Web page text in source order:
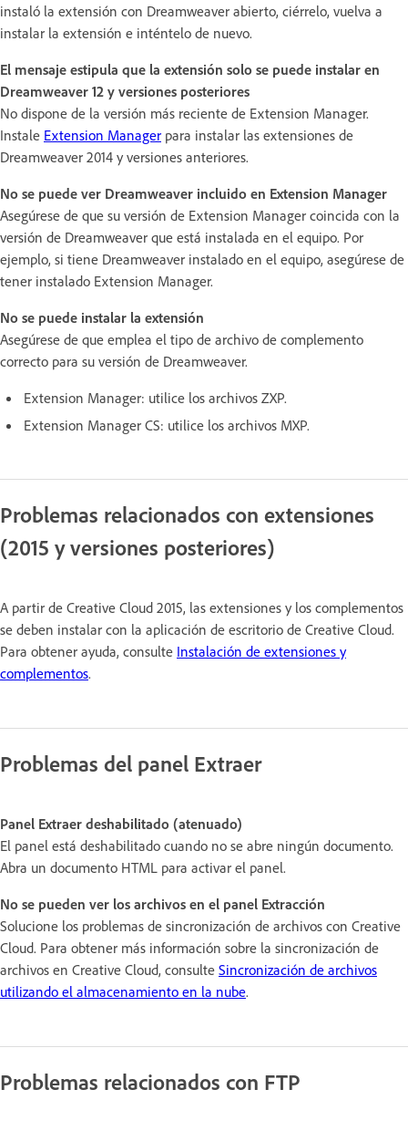
instaló la extensión con Dreamweaver abierto, ciérrelo, vuelva a
instalar la extensión e inténtelo de nuevo.
El mensaje estipula que la extensión solo se puede instalar en
Dreamweaver 12 y versiones posteriores
No dispone de la versión más reciente de Extension Manager.
Instale Extension Manager para instalar las extensiones de
Dreamweaver 2014 y versiones anteriores.
No se puede ver Dreamweaver incluido en Extension Manager
Asegúrese de que su versión de Extension Manager coincida con la
versión de Dreamweaver que está instalada en el equipo. Por
ejemplo, si tiene Dreamweaver instalado en el equipo, asegúrese de
tener instalado Extension Manager.
No se puede instalar la extensión
Asegúrese de que emplea el tipo de archivo de complemento
correcto para su versión de Dreamweaver.
Extension Manager: utilice los archivos ZXP.
Extension Manager CS: utilice los archivos MXP.
Problemas relacionados con extensiones
(2015 y versiones posteriores)
A partir de Creative Cloud 2015, las extensiones y los complementos
se deben instalar con la aplicación de escritorio de Creative Cloud.
Para obtener ayuda, consulte Instalación de extensiones y
complementos.
Problemas del panel Extraer
Panel Extraer deshabilitado (atenuado)
El panel está deshabilitado cuando no se abre ningún documento.
Abra un documento HTML para activar el panel.
No se pueden ver los archivos en el panel Extracción
Solucione los problemas de sincronización de archivos con Creative
Cloud. Para obtener más información sobre la sincronización de
archivos en Creative Cloud, consulte Sincronización de archivos
utilizando el almacenamiento en la nube.
Problemas relacionados con FTP